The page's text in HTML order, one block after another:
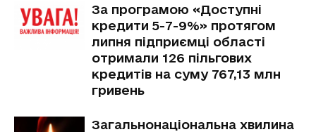
За програмою «Доступні
кредити 5-7-9%» протягом
липня підприємці області
отримали 126 пільгових
кредитів на суму 767,13 млн
гривень
Загальнонаціональна хвилина